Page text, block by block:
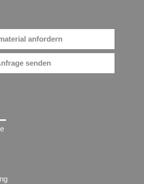
anfordern
senden